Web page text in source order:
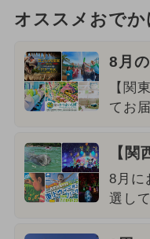
オススメおでか
8月
【関
てお
【
8月に
選し